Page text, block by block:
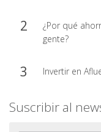
¿Por qué
gente?
Invertir en
Suscribir al